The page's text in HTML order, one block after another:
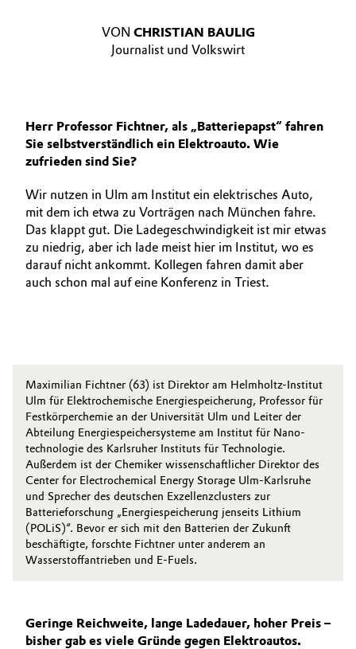
VON CHRISTIAN BAULIG
Journalist und Volkswirt
Herr Professor Fichtner, als „Batteriepapst“ fahren
Sie selbstverständlich ein Elektroauto. Wie
zufrieden sind Sie?
Wir nutzen in Ulm am Institut ein elektrisches Auto,
mit dem ich etwa zu Vorträgen nach München fahre.
Das klappt gut. Die Ladegeschwindigkeit ist mir etwas
zu niedrig, aber ich lade meist hier im Institut, wo es
darauf nicht ankommt. Kollegen fahren damit aber
auch schon mal auf eine Konferenz in Triest.
Maximilian Fichtner (63) ist Direktor am Helmholtz-Institut
Ulm für Elektrochemische Energiespeicherung, Professor für
Festkörperchemie an der Universität Ulm und Leiter der
Abteilung Energiespeichersysteme am Institut für Nano­
technologie des Karlsruher Instituts für Technologie.
Außerdem ist der Chemiker wissenschaftlicher Direktor des
Center for Electro­chemical Energy Storage Ulm-Karlsruhe
und Sprecher des deutschen Exzellenzclusters zur
Batterieforschung „Energiespeicherung jenseits Lithium
(POLiS)“. Bevor er sich mit den Batterien der Zukunft
beschäftigte, forschte Fichtner unter anderem an
Wasserstoffantrieben und E-Fuels.
Geringe Reichweite, lange Ladedauer, hoher Preis –
bisher gab es viele Gründe gegen Elektroautos.